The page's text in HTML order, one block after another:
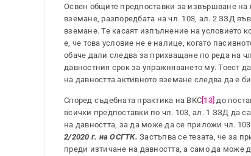
Освен общите предпоставки за извършване
вземане, разпоредбата на чл. 103, ал. 2 ЗЗД
вземане. Те касаят изпълнение на условието
е, че това условие не е налице, когато
обаче дали следва за прихващане по реда на
давностния срок за упражняването му. Тоест
на давността активното вземане следва да е
Според съдебната практика на ВКС [13] до
всички предпоставки по чл. 103, ал. 1 ЗЗД да
на давността, за да може да се приложи чл.
2/2020 г. на ОСГТК. Застъпва се тезата, че за
преди изтичане на давността, а само да може